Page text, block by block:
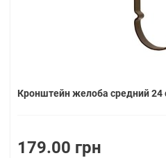
Кронштейн желоба средний 24
179.00 грн